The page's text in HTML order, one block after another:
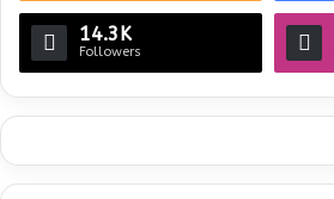
14.3K
Followers